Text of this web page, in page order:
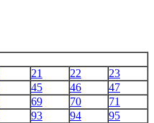
21 22
23
45 46
47
69 70
71
93 94 95